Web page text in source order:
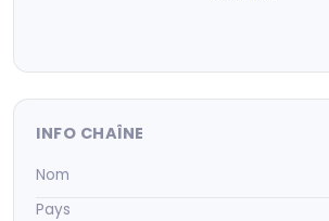
INFO CHAÎNE
Nom
Pays